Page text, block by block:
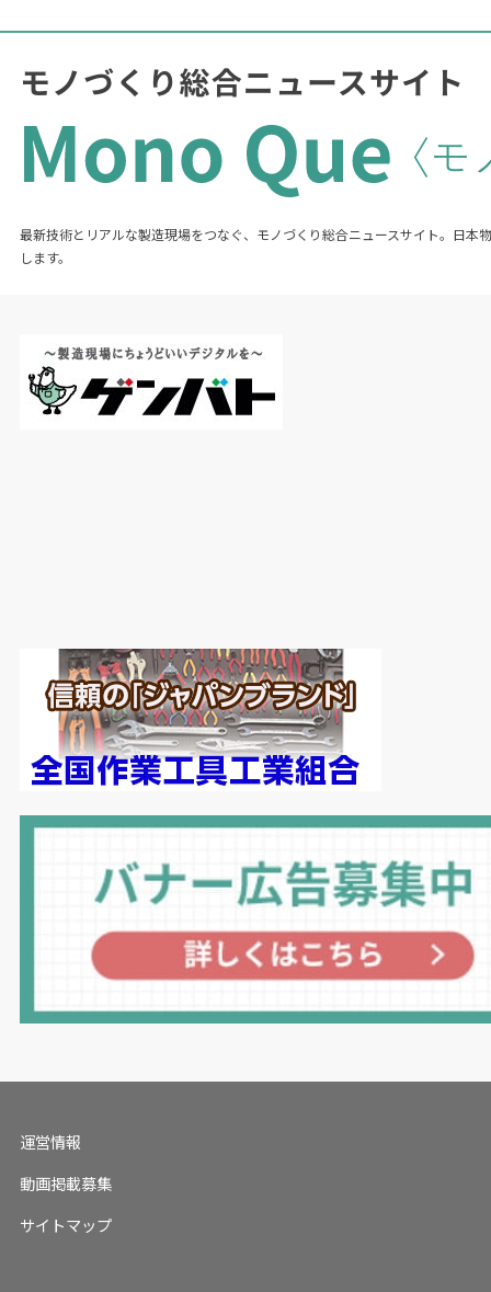
最新技術とリアルな製造現場をつなぐ、モノづくり総合ニュースサイト。日本
します。
運営情報
動画掲載募集
サイトマップ